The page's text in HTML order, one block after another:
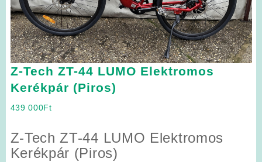
Z-Tech ZT-44 LUMO Elektromos
Kerékpár (Piros)
439 000Ft
Z-Tech ZT-44 LUMO Elektromos
Kerékpár (Piros)